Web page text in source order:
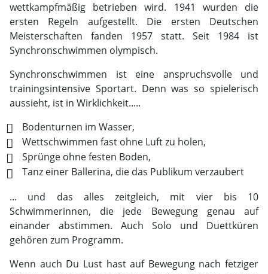
wettkampfmäßig betrieben wird. 1941 wurden die
ersten Regeln aufgestellt. Die ersten Deutschen
Meisterschaften fanden 1957 statt. Seit 1984 ist
Synchronschwimmen olympisch.
Synchronschwimmen ist eine anspruchsvolle und
trainingsintensive Sportart. Denn was so spielerisch
aussieht, ist in Wirklichkeit.....
Bodenturnen im Wasser,
Wettschwimmen fast ohne Luft zu holen,
Sprünge ohne festen Boden,
Tanz einer Ballerina, die das Publikum verzaubert
... und das alles zeitgleich, mit vier bis 10
Schwimmerinnen, die jede Bewegung genau auf
einander abstimmen. Auch Solo und Duettküren
gehören zum Programm.
Wenn auch Du Lust hast auf Bewegung nach fetziger